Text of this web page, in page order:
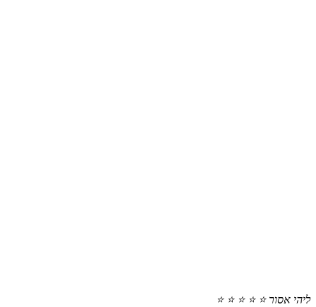
ליהי אסור ⭐ ⭐ ⭐ ⭐ ⭐